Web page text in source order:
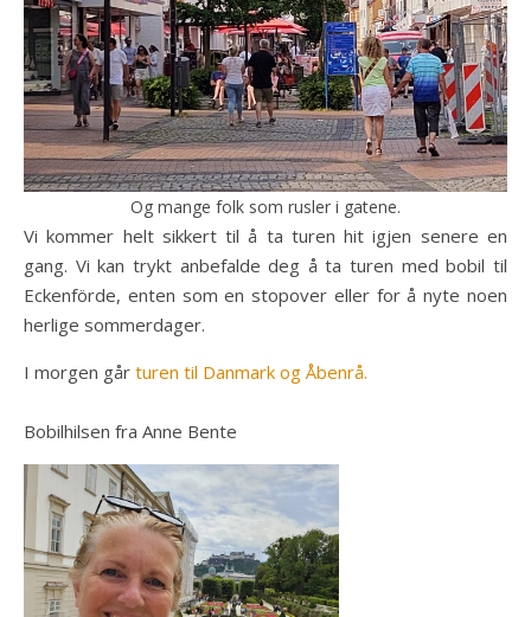
Og mange folk som rusler i gatene.
Vi kommer helt sikkert til å ta turen hit igjen senere en
gang. Vi kan trykt anbefalde deg å ta turen med bobil til
Eckenförde, enten som en stopover eller for å nyte noen
herlige sommerdager.
I morgen går turen til Danmark og Åbenrå.
Bobilhilsen fra Anne Bente